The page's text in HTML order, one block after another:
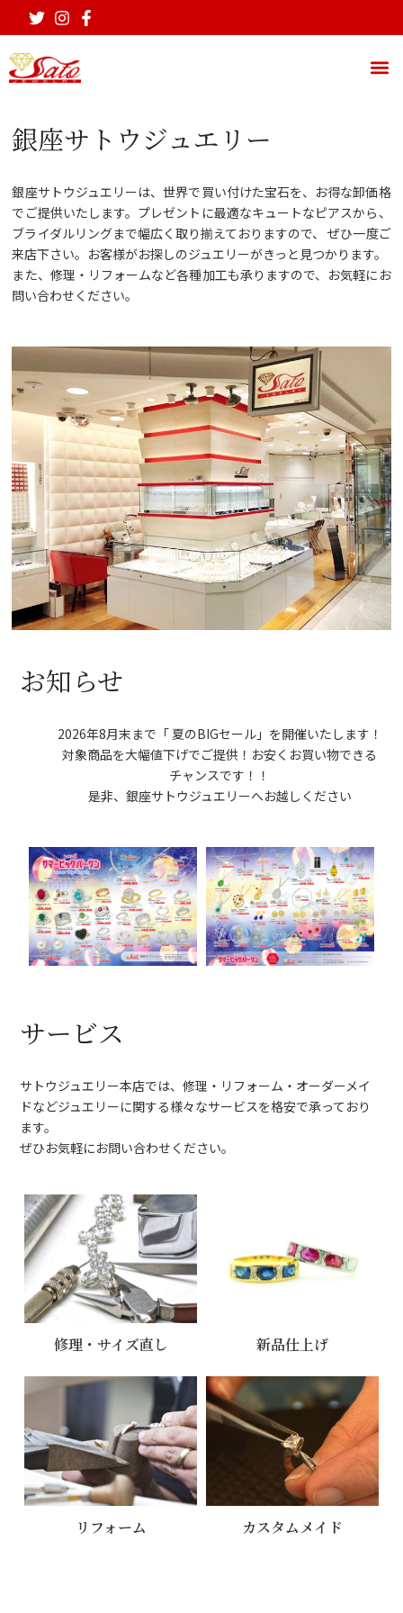
銀座サトウジュエリー
銀座サトウジュエリーは、世界で買い付けた宝石を、お得な卸価格
でご提供いたします。プレゼントに最適なキュートなピアスから、
ブライダルリングまで幅広く取り揃えておりますので、 ぜひ一度ご
来店下さい。お客様がお探しのジュエリーがきっと見つかります。
また、修理・リフォームなど各種加工も承りますので、お気軽にお
問い合わせください。
お知らせ
2026年8月末まで「 夏のBIGセール」を開催いたします！
対象商品を大幅値下げでご提供！お安くお買い物できる
チャンスです！！
是非、銀座サトウジュエリーへお越しください
サービス
サトウジュエリー本店では、修理・リフォーム・オーダーメイ
ドなどジュエリーに関する様々なサービスを格安で承っており
ます。
ぜひお気軽にお問い合わせください。
修理・サイズ直し 新品仕上げ
リフォーム カスタムメイド